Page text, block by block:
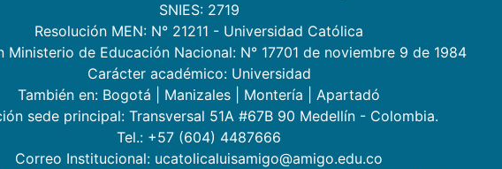
SNIES: 2719
Resolución MEN: N° 21211 - Universidad Católica
Ministerio de Educación Nacional: N° 17701 de noviembre 9 de 1984
Carácter académico: Universidad
También en: Bogotá Manizales Montería
Apartadó
sede principal: Transversal 51A #67B 90 Medellín - Colombia.
Tel.: +57 (604) 4487666
Correo Institucional: ucatolicaluisamigo@amigo.edu.co